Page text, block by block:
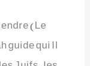
(Le
guide qui Il